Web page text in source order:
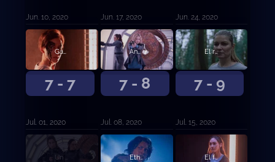
Jun. 10, 2020 Jun. 17, 2020 Jun. 24, 2020
7 - 7
Gambito de dama
Jul. 01, 2020
7 - 8
Anaconda
Jul. 08, 2020
7 - 9
El rebaño
Jul. 15, 2020
Un pequeño sacrificio Etherea El forastero